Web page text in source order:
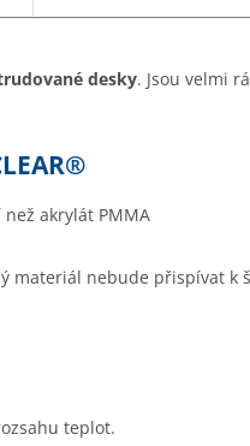
desky. Jsou velmi
akrylát PMMA
materiál nebude přispívat k
teplot.